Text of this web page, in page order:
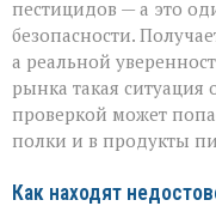
пестицидов — а это
безопасности.
а реальной
рынка такая
проверкой может
полки и в продукты
Как находят